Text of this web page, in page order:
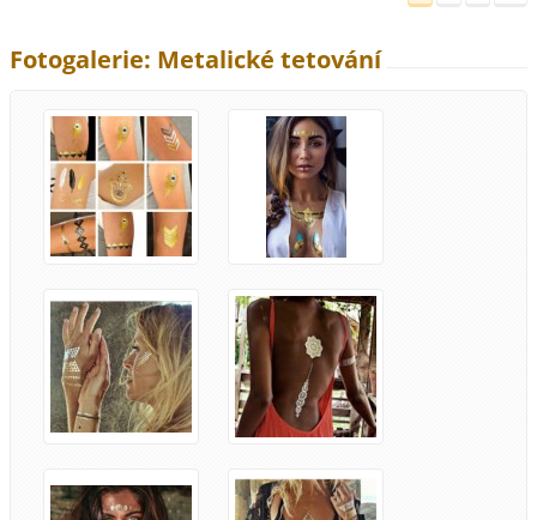
Fotogalerie: Metalické tetování